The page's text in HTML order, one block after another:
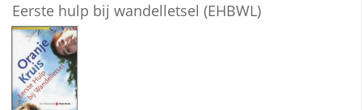
Eerste hulp bij wandelletsel (EHBWL)